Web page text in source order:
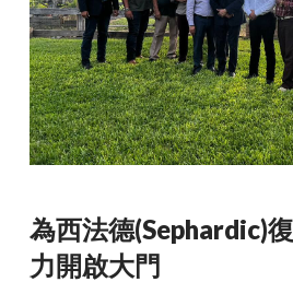
為西法德(Sephardic)
力開啟大門